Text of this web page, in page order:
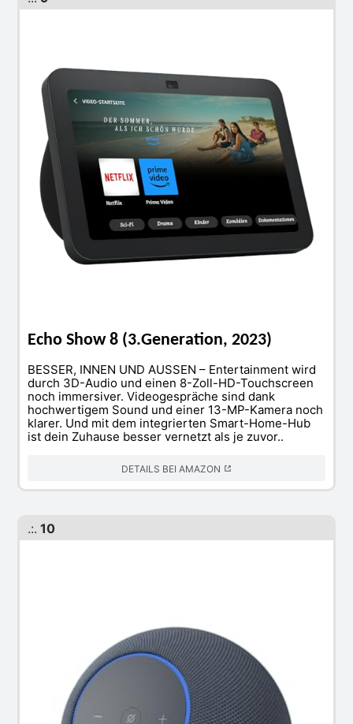
Echo Show 8 (3.Generation, 2023)
BESSER, INNEN UND AUSSEN – Entertainment wird
durch 3D-Audio und einen 8-Zoll-HD-Touchscreen
noch immersiver. Videogespräche sind dank
hochwertigem Sound und einer 13-MP-Kamera noch
klarer. Und mit dem integrierten Smart-Home-Hub
ist dein Zuhause besser vernetzt als je zuvor..
DETAILS BEI AMAZON
.:. 10